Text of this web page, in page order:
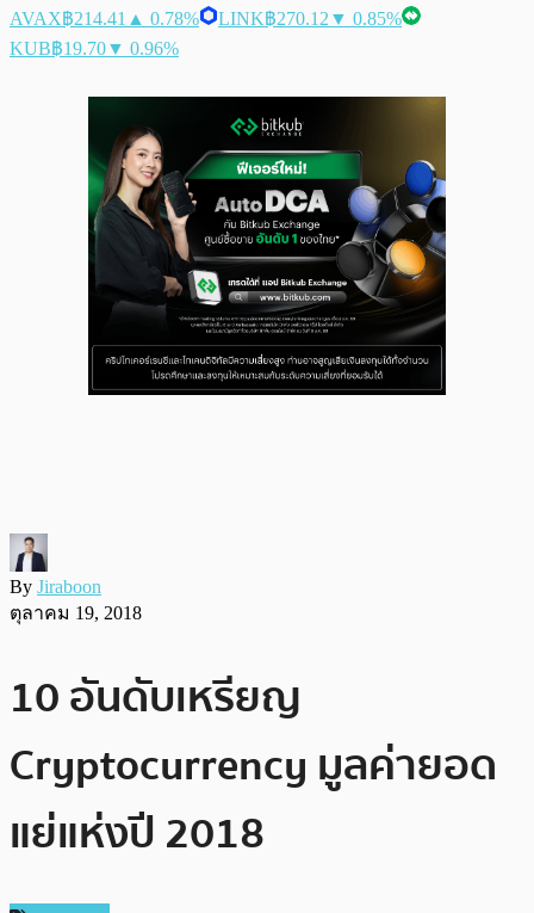
AVAX฿214.41 ▲ 0.78% LINK฿270.12 ▼ 0.85%
KUB฿19.70▼ 0.96%
By Jiraboon
ตุลาคม 19, 2018
10 อันดับเหรียญ
Cryptocurrency มูลค่ายอด
แย่แห่งปี 2018